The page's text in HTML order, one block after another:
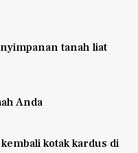
tanah liat
Anda
kotak kardus di